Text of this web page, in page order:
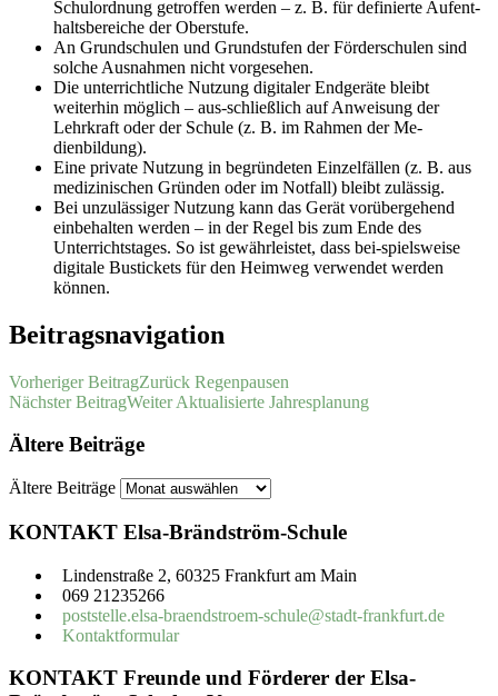
Schulordnung getroffen werden – z. B. für definierte Aufent-
haltsbereiche der Oberstufe.
An Grundschulen und Grundstufen der Förderschulen sind
solche Ausnahmen nicht vorgesehen.
Die unterrichtliche Nutzung digitaler Endgeräte bleibt
weiterhin möglich – aus-schließlich auf Anweisung der
Lehrkraft oder der Schule (z. B. im Rahmen der Me-
dienbildung).
Eine private Nutzung in begründeten Einzelfällen (z. B. aus
medizinischen Gründen oder im Notfall) bleibt zulässig.
Bei unzulässiger Nutzung kann das Gerät vorübergehend
einbehalten werden – in der Regel bis zum Ende des
Unterrichtstages. So ist gewährleistet, dass bei-spielsweise
digitale Bustickets für den Heimweg verwendet werden
können.
Beitragsnavigation
Vorheriger BeitragZurück Regenpausen
Nächster BeitragWeiter Aktualisierte Jahresplanung
Ältere Beiträge
Ältere Beiträge
KONTAKT Elsa-Brändström-Schule
Lindenstraße 2, 60325 Frankfurt am Main
069 21235266
poststelle.elsa-braendstroem-schule@stadt-frankfurt.de
Kontaktformular
KONTAKT Freunde und Förderer der Elsa-